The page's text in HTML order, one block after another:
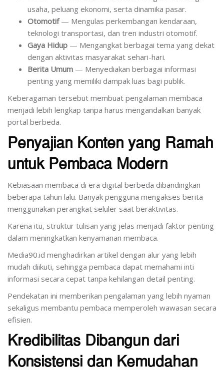
usaha, peluang ekonomi, serta dinamika pasar.
Otomotif— Mengulas perkembangan kendaraan,
teknologi transportasi, dan tren industri otomotif.
Gaya Hidup — Mengangkat berbagai tema yang dekat
dengan aktivitas masyarakat sehari-hari.
Berita Umum — Menyediakan berbagai informasi
penting yang memiliki dampak luas bagi publik.
Keberagaman tersebut membuat pengalaman membaca
menjadi lebih lengkap tanpa harus mengandalkan banyak
portal berbeda.
Penyajian Konten yang Ramah
untuk Pembaca Modern
Kebiasaan membaca di era digital berbeda dibandingkan
beberapa tahun lalu. Banyak pengguna mengakses berita
menggunakan perangkat seluler saat beraktivitas.
Karena itu, struktur tulisan yang jelas menjadi faktor penting
dalam meningkatkan kenyamanan membaca.
Media90.id menghadirkan artikel dengan alur yang lebih
mudah diikuti, sehingga pembaca dapat memahami inti
informasi secara cepat tanpa kehilangan detail penting.
Pendekatan ini memberikan pengalaman yang lebih nyaman
sekaligus membantu pembaca memperoleh wawasan secara
efisien.
Kredibilitas Dibangun dari
Konsistensi dan Kemudahan